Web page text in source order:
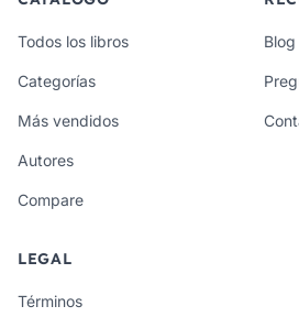
Todos los libros
Categorías
Más vendidos
Autores
Compare
Blog
LEGAL
Términos